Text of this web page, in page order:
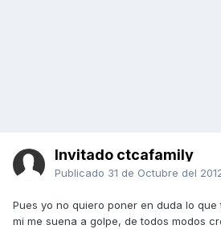
Invitado ctcafamily
Publicado 31 de Octubre del
Pues yo no quiero poner en duda lo
mi me suena a golpe, de todos modos